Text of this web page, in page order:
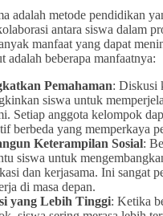
adalah metode pendidikan
antara siswa dalam
manfaat yang dapat
adalah beberapa manfaatnya:
Pemahaman: Diskusi
siswa untuk
Setiap anggota kelompok
berbeda yang memperkaya
Keterampilan Sosial:
siswa untuk
dan kerjasama. Ini sangat
di masa depan.
yang Lebih Tinggi: Ketika